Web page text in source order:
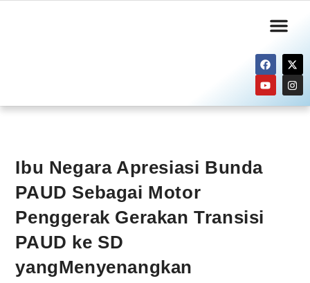
Ibu Negara Apresiasi Bunda
PAUD Sebagai Motor
Penggerak Gerakan Transisi
PAUD ke SD
yangMenyenangkan